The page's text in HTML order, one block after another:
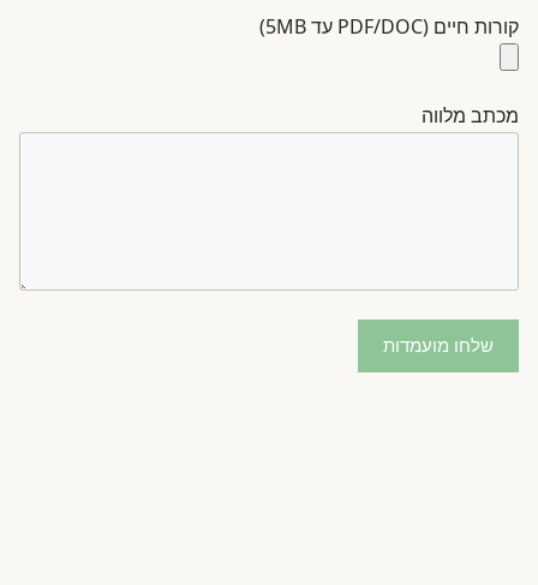
קורות חיים (PDF/DOC עד 5MB)
מכתב מלווה
שלחו מועמדות